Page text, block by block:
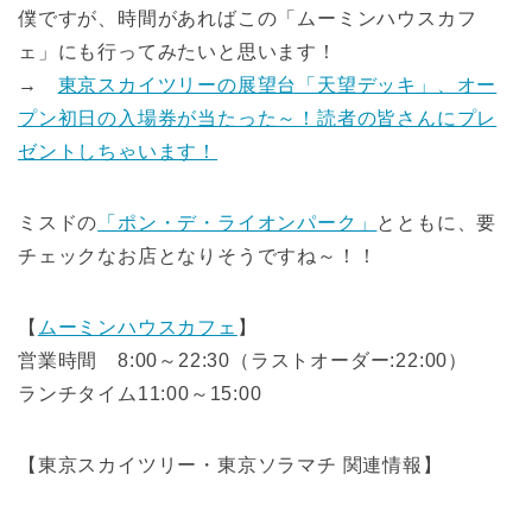
僕ですが、時間があればこの「ムーミンハウスカフ
ェ」にも行ってみたいと思います！
→ 東京スカイツリーの展望台「天望デッキ」、オー
プン初日の入場券が当たった～！読者の皆さんにプレ
ゼントしちゃいます！
ミスドの 「ポン・デ・ライオンパーク」 とともに、要
チェックなお店となりそうですね～！！
【 ムーミンハウスカフェ 】
営業時間 8:00～22:30（ラストオーダー:22:00）
ランチタイム11:00～15:00
【東京スカイツリー・東京ソラマチ 関連情報】